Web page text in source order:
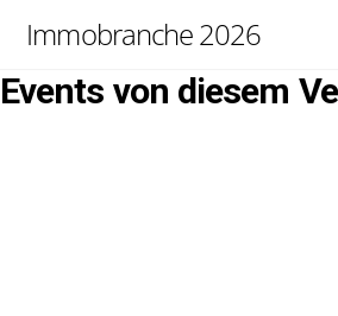
content
Immobranche 2026
Events von diesem